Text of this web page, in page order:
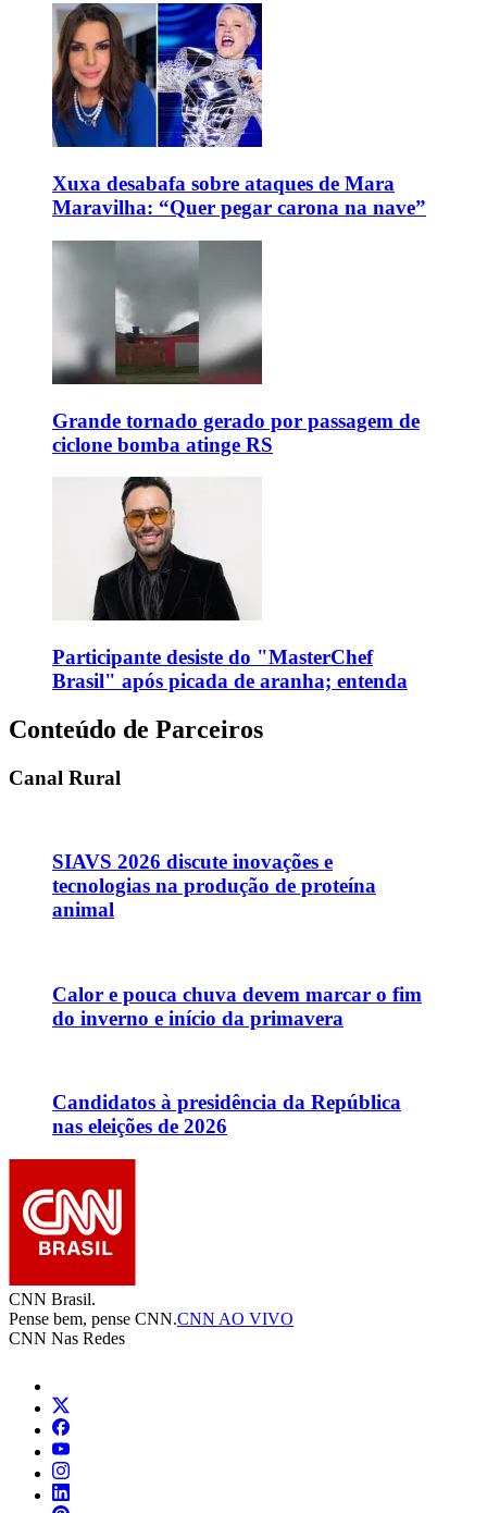
Xuxa desabafa sobre ataques de Mara
Maravilha: “Quer pegar carona na nave”
Grande tornado gerado por passagem de
ciclone bomba atinge RS
Participante desiste do "MasterChef
Brasil" após picada de aranha; entenda
Conteúdo de Parceiros
Canal Rural
SIAVS 2026 discute inovações e
tecnologias na produção de proteína
animal
Calor e pouca chuva devem marcar o fim
do inverno e início da primavera
Candidatos à presidência da República
nas eleições de 2026
CNN Brasil.
Pense bem, pense CNN.CNN AO VIVO
CNN Nas Redes